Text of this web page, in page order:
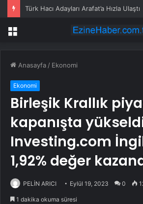
Türk Hacı Adayları Arafat’a Hızla Ulaştı
Menü
Anasayfa / Ekonomi
Ekonomi
Birleşik Krallık
kapanışta
Investing.com
1,92% değer
PELİN ARICI Eylül 19, 2023 0
1 dakika okuma süresi